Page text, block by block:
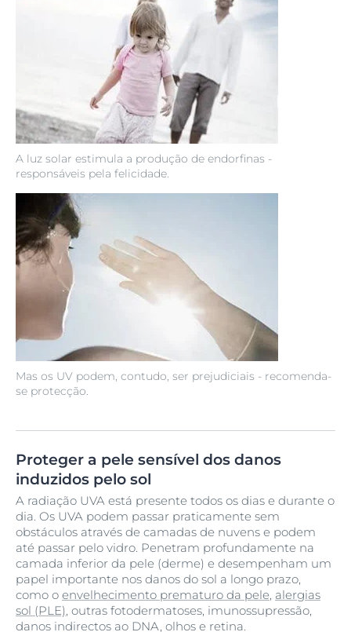
A luz solar estimula a produção de endorfinas -
responsáveis ​​pela felicidade.
Mas os UV podem, contudo, ser prejudiciais - recomenda-
se protecção.
Proteger a pele sensível dos danos
induzidos pelo sol
A radiação UVA está presente todos os dias e durante o
dia. Os UVA podem passar praticamente sem
obstáculos através de camadas de nuvens e podem
até passar pelo vidro. Penetram profundamente na
camada inferior da pele (derme) e desempenham um
papel importante nos danos do sol a longo prazo,
como o envelhecimento prematuro da pele, alergias
sol (PLE), outras fotodermatoses, imunossupressão,
danos indirectos ao DNA, olhos e retina.